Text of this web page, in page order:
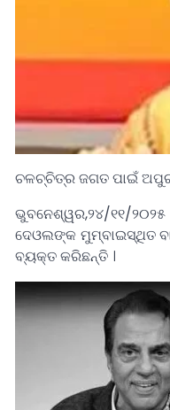
ଚଳଚ୍ଚିତ୍ର ଜଗତ ପାଇଁ
ଭୁବନେଶ୍ୱର,୨୪/୧୧/୨୦୨୫
ଦେଓଲଙ୍କ ମୁମ୍ବାଇସ୍ଥିତ
ବ୍ୟକ୍ତ କରିଛନ୍ତି ।